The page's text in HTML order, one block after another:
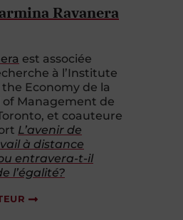
Ravanera
est associée
à l’Institute
Economy de la
of Management de
et coauteure
L’avenir de
à distance
entravera-t-il
l’égalité?